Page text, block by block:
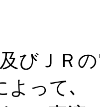
びＪＲ
よって､